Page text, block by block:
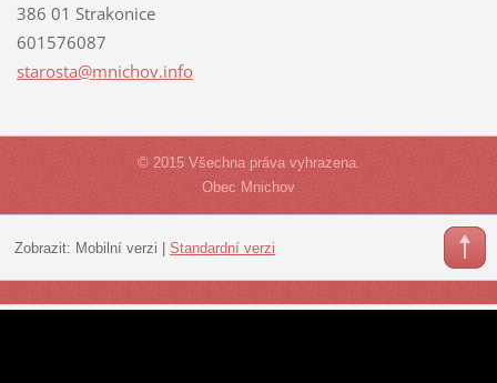
386 01 Strakonice
601576087
starosta@mnichov.info
© 2015 Všechna práva vyhrazena.
Obec Mnichov
Zobrazit: Mobilní verzi Standardní verzi